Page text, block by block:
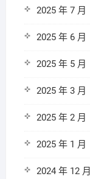
2025 年 7 月
2025 年 6 月
2025 年 5 月
2025 年 3 月
2025 年 2 月
2025 年 1 月
2024 年 12 月